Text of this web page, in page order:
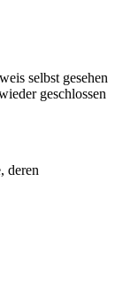
selbst gesehen
geschlossen
deren